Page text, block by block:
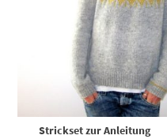
Strickset zur Anleitung